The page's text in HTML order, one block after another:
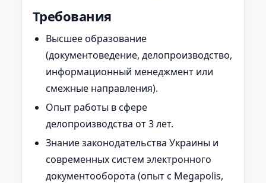
Требования
Высшее образование
(документоведение, делопроизводство,
информационный менеджмент или
смежные направления).
Опыт работы в сфере
делопроизводства от 3 лет.
Знание законодательства Украины и
современных систем электронного
документооборота (опыт с Megapolis,